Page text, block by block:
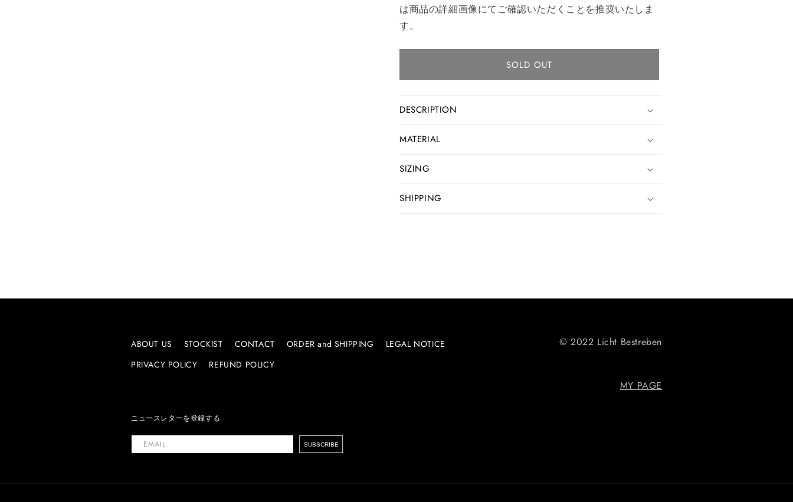
は商品の詳細画像にてご確認いただくことを推奨いたしま
す。
SOLD OUT
DESCRIPTION
MATERIAL
SIZING
SHIPPING
ABOUT US STOCKIST CONTACT ORDER and SHIPPING
LEGAL NOTICE
PRIVACY POLICY
REFUND POLICY
© 2022 Licht Bestreben
MY PAGE
ニュースレターを登録する
EMAIL